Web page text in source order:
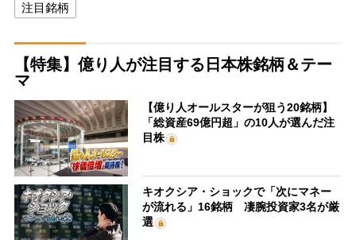
注目銘柄
【特集】億り人が注目する日本株銘柄＆テー
マ
【億り人オールスターが狙う20銘柄】
「総資産69億円超」の10人が選んだ注
目株
キオクシア・ショックで「次にマネー
が流れる」16銘柄 凄腕投資家3名が厳
選